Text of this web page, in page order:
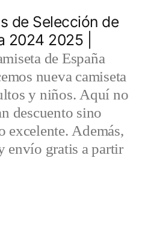
de Selección de
2024 2025 |
de España
nueva camiseta
y niños. Aquí no
descuento sino
excelente. Además,
envío gratis a partir